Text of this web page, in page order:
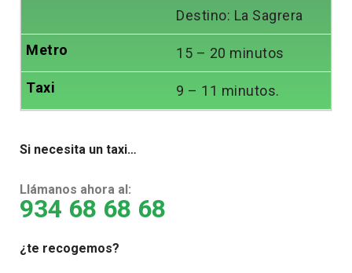
Destino: La Sagrera
15 – 20 minutos
9 – 11 minutos.
Si necesita un taxi…
Llámanos ahora al:
934 68 68 68
¿te recogemos?